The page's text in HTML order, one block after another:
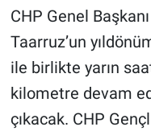
CHP Genel
Taarruz’un
ile birlikte yarın
kilometre devam
çıkacak. CHP
Gündem Özel
Günün